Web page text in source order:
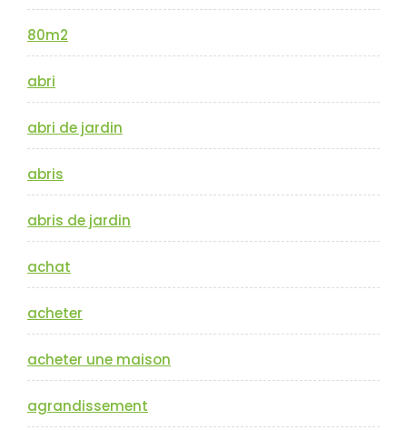
80m2
abri
abri de jardin
abris
abris de jardin
achat
acheter
acheter une maison
agrandissement